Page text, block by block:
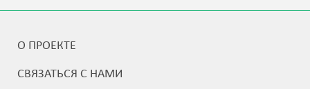
О ПРОЕКТЕ
СВЯЗАТЬСЯ С НАМИ